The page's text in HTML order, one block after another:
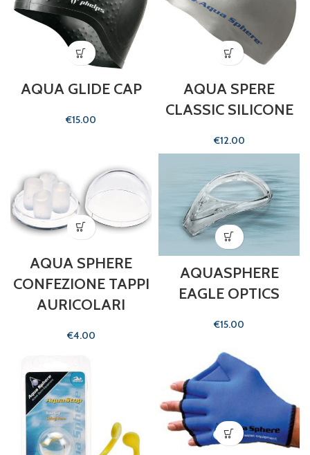
AQUA GLIDE CAP
€
AQUA SPERE
CLASSIC SILICONE
€
AQUA SPHERE
CONFEZIONE TAPPI
AURICOLARI
€
AQUASPHERE
EAGLE OPTICS
€